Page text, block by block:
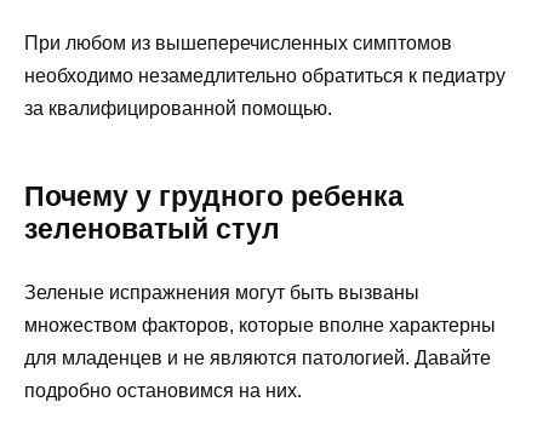
При любом из вышеперечисленных симптомов
необходимо незамедлительно обратиться к педиатру
за квалифицированной помощью.
Почему у грудного ребенка
зеленоватый стул
Зеленые испражнения могут быть вызваны
множеством факторов, которые вполне характерны
для младенцев и не являются патологией. Давайте
подробно остановимся на них.